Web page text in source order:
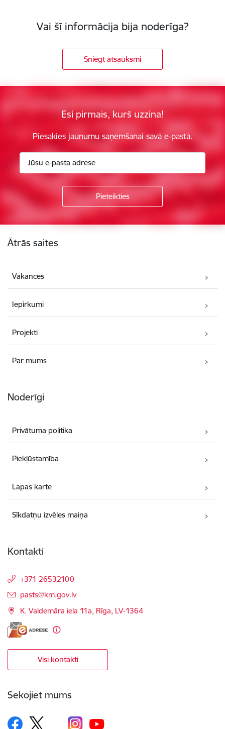
Vai šī informācija bija noderīga?
Sniegt atsauksmi
Esi pirmais, kurš uzzina!
Piesakies jaunumu saņemšanai savā e-pastā.
Ātrās saites
Vakances
Iepirkumi
Projekti
Par mums
Noderīgi
Privātuma politika
Piekļūstamība
Lapas karte
Sīkdatņu izvēles maiņa
Kontakti
+371 26532100
E-pasts:
pasts@km.gov.lv
K. Valdemāra iela 11a, Rīga, LV-1364
Visi kontakti
Sekojiet mums